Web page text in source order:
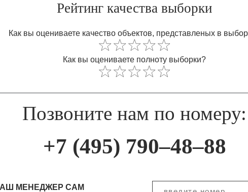
Рейтинг качества выборки
Как вы оцениваете качество объектов, представленых в
Как вы оцениваете полноту выборки?
Позвоните нам по номеру:
+7 (495) 790–48–88
МЕНЕДЖЕР САМ